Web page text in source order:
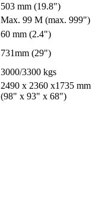
503 mm (19.8")
Max. 99 M (max. 999")
60 mm (2.4")
731mm (29")
3000/3300 kgs
2490 x 2360 x1735 mm
(98" x 93" x 68")